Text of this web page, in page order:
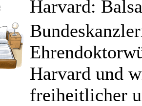
Harvard:
Harvard und
freiheitlicher